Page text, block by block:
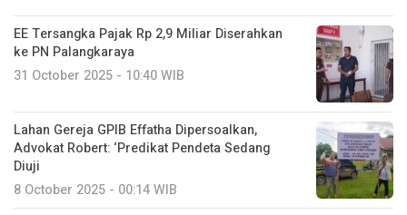
EE Tersangka Pajak Rp 2,9 Miliar Diserahkan
ke PN Palangkaraya
31 October 2025 - 10:40 WIB
Lahan Gereja GPIB Effatha Dipersoalkan,
Advokat Robert: ‘Predikat Pendeta Sedang
Diuji
8 October 2025 - 00:14 WIB